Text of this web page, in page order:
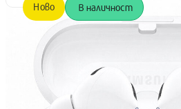
Ново В наличност